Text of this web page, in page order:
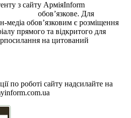
з сайту АрміяInform
обов’язкове. Для
медіа обов’язковим є розміщення
прямого та відкритого для
на цитований
по роботі сайту надсилайте на